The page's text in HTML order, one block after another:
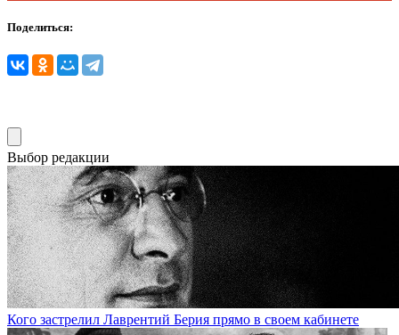
Поделиться:
Выбор редакции
Кого застрелил Лаврентий Берия прямо в своем кабинете